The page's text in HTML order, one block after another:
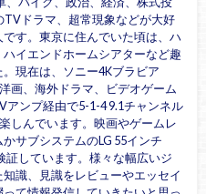
TVドラマ、超常現象などが大好
す。東京に住んでいた頃は、ハ
イエンドホームシアターなど趣
現在は、ソニー4Kブラビア
画、海外ドラマ、ビデオゲーム
アンプ経由で5-1-4 9.1チャンネル
しんでいます。映画やゲームレ
サブシステムのLG 55インチ
証しています。様々な幅広いジ
識、見識をレビューやエッセイ